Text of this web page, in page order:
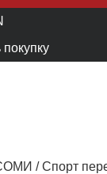
/ Спорт